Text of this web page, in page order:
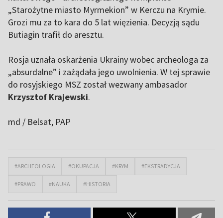
„Starożytne miasto Myrmekion” w Kerczu na Krymie.
Grozi mu za to kara do 5 lat więzienia. Decyzją sądu
Butiagin trafił do aresztu.
Rosja uznała oskarżenia Ukrainy wobec archeologa za
„absurdalne” i zażądała jego uwolnienia. W tej sprawie
do rosyjskiego MSZ został wezwany ambasador
Krzysztof Krajewski.
md / Belsat, PAP
#ARCHEOLOGIA #OKUPACJA #KRYM #EKSTRADYCJA
#PRAWO #NAUKA #HISTORIA